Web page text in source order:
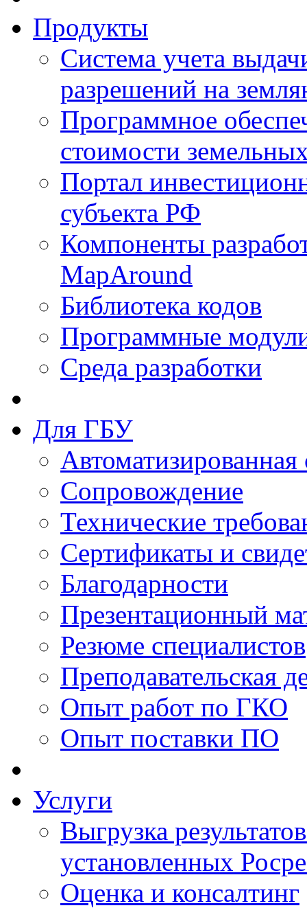
Продукты
Система учета
разрешений на
Программное
стоимости
Портал
субъекта РФ
Компоненты
MapAround
Библиотека кодов
Программные
Среда разработки
Для ГБУ
Сопровождение
Технические
Сертификаты и
Благодарности
Презентационный
Резюме специалистов
Преподавательская
Опыт работ по ГКО
Опыт поставки ПО
Услуги
Выгрузка
установленных
Оценка и консалтинг